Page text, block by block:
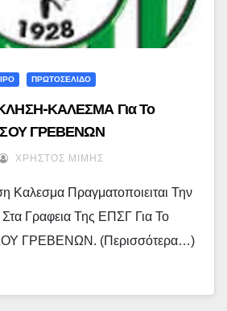
ΠΡΩΤΟΣΕΛΙΔΟ
ΚΑΛΕΣΜΑ Για Το
ΓΡΕΒΕΝΩΝ
ΧΡΉΣΤΟΣ ΜΊΜΗΣ
Καλεσμα Πραγματοποιειται Την
Γραφεια Της ΕΠΣΓ Για Το
ΓΡΕΒΕΝΩΝ. (περισσότερα…)